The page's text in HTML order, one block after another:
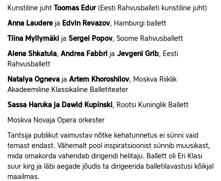
Kunstiline juht Toomas Edur(Eesti Rahvusballeti kunstiline juht)
Anna Laudereja Edvin Revazov, Hamburgi ballett
Tiina Myllymäki ja Sergei Popov, Soome Rahvusballett
Alena Shkatula, Andrea Fabbri ja Jevgeni Grib, Eesti
Rahvusballett
Natalya Ogneva ja Artem Khoroshilov, Moskva Riiklik
Akadeemiline Klassikaline Balletiteater
Sassa Haruka ja Dawid Kupinski, Rootsi Kuninglik Ballett
Moskva Novaja Opera orkester
Tantsija publikut vaimustav nõtke kehatunnetus ei sünni vaid
temast endast. Vähemalt pool inspiratsioonist sünnib muusikast,
mida omakorda vahendab dirigendi helitaju. Ballett oli Eri Klasi
suur kirg ja läbi aegade jõudis ta dirigeerida balletilavastusi kõikjal
maailmas.